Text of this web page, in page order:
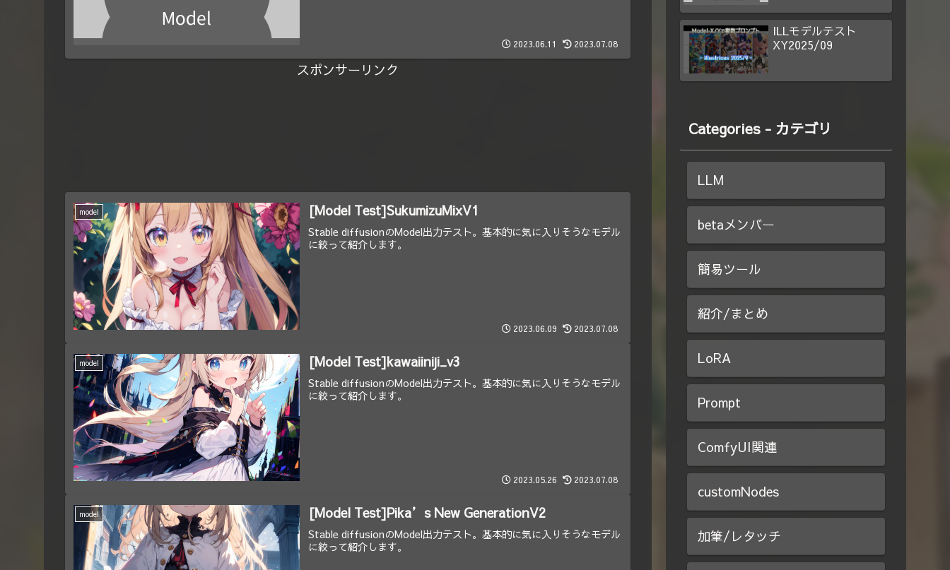
2023.06.11 2023.07.08
スポンサーリンク
model [Model Test]SukumizuMixV1
Stable diffusionのModel出力テスト。基本的に気に入りそうなモデル
に絞って紹介します。
2023.06.09 2023.07.08
model [Model Test]kawaiiniji_v3
Stable diffusionのModel出力テスト。基本的に気に入りそうなモデル
に絞って紹介します。
2023.05.26 2023.07.08
model [Model Test]Pika’s New GenerationV2
Stable diffusionのModel出力テスト。基本的に気に入りそうなモデル
に絞って紹介します。
ILLモデルテスト
XY2025/09
Categories - カテゴリ
LLM
betaメンバー
簡易ツール
紹介/まとめ
LoRA
Prompt
ComfyUI関連
customNodes
加筆/レタッチ